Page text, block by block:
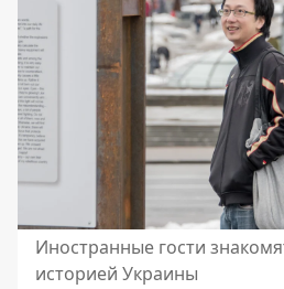
Иностранные гости
историей Украины